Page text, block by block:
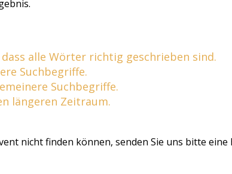
dass alle Wörter richtig geschrieben sind.
Suchbegriffe.
Suchbegriffe.
längeren Zeitraum.
nicht finden können, senden Sie uns bitte